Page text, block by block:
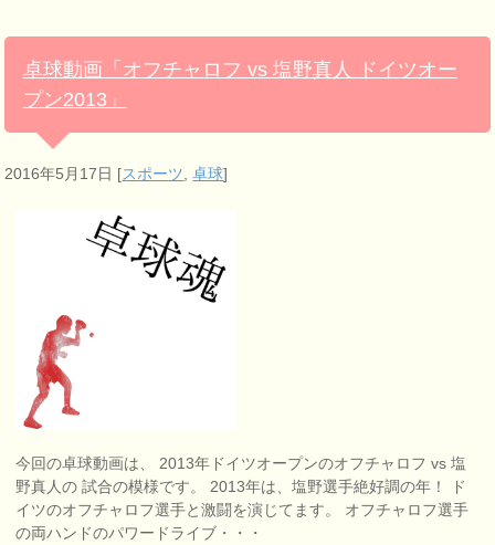
卓球動画「オフチャロフ vs 塩野真人 ドイツオー
プン2013」
2016年5月17日 [スポーツ ,卓球]
今回の卓球動画は、 2013年ドイツオープンのオフチャロフ vs 塩
野真人の 試合の模様です。 2013年は、塩野選手絶好調の年！ ド
イツのオフチャロフ選手と激闘を演じてます。 オフチャロフ選手
の両ハンドのパワードライブ・・・